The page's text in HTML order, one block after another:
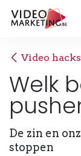
Se rendre au
Video hacks
Welk
De zin en
stoppen